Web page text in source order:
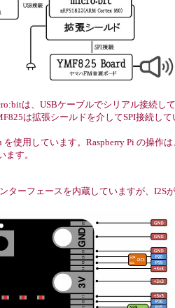
は、USBケーブルでシリアル接続し
は拡張シールドを介してSPI接続して
を使用しています。Raspberry Pi の操作
ます。
ターフェースを内蔵していますが、I2S